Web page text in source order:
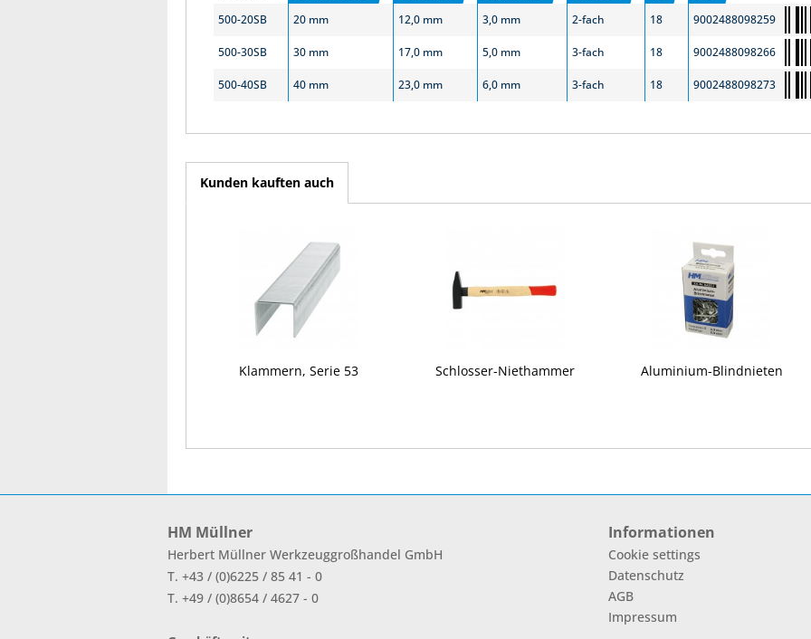
500-20SB
20 mm 12,0 mm 3,0 mm 2-fach 18 9002488098259
500-30SB 30 mm 17,0 mm 5,0 mm 3-fach 18 9002488098266
500-40SB 40 mm 23,0 mm 6,0 mm 3-fach 18 9002488098273
Kunden kauften auch
Klammern, Serie 53 Schlosser-Niethammer Aluminium-Blindnieten
HM Müllner
Herbert Müllner Werkzeuggroßhandel GmbH
T. +43 / (0)6225 / 85 41 - 0
T. +49 / (0)8654 / 4627 - 0
Informationen
Cookie settings
Datenschutz
AGB
Impressum